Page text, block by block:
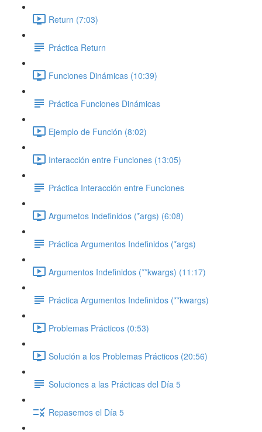
Return (7:03)
Práctica Return
Funciones Dinámicas (10:39)
Práctica Funciones Dinámicas
Ejemplo de Función (8:02)
Interacción entre Funciones (13:05)
Práctica Interacción entre Funciones
Argumetos Indefinidos (*args) (6:08)
Práctica Argumentos Indefinidos (*args)
Argumentos Indefinidos (**kwargs) (11:17)
Práctica Argumentos Indefinidos (**kwargs)
Problemas Prácticos (0:53)
Solución a los Problemas Prácticos (20:56)
Soluciones a las Prácticas del Día 5
Repasemos el Día 5